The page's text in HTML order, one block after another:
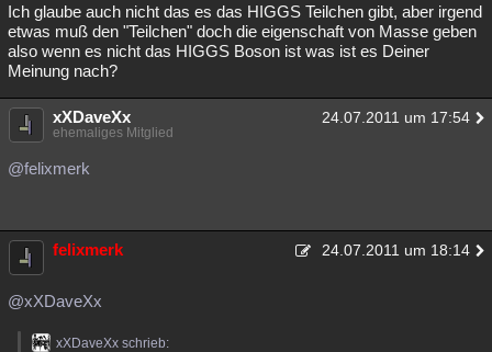
Ich glaube auch nicht das es das HIGGS Teilchen gibt, aber irgend
etwas muß den "Teilchen" doch die eigenschaft von Masse geben
also wenn es nicht das HIGGS Boson ist was ist es Deiner
Meinung nach?
xXDaveXx 24.07.2011 um 17:54
ehemaliges Mitglied
@felixmerk
felixmerk 24.07.2011 um 18:14
@xXDaveXx
xXDaveXx schrieb: